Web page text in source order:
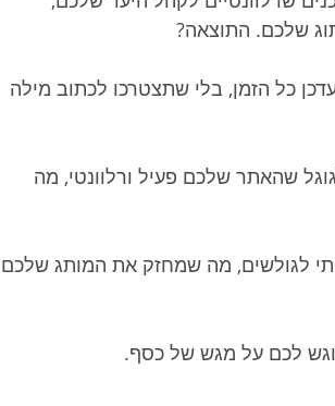
שלכם. התוצאה?
כל הזמן, בלי שתצטרכו לכתוב מילה
שהאתר שלכם פעיל ורלוונטי, מה
לגולשים, מה שמחזק את המותג שלכם
לכם על מגש של כסף.